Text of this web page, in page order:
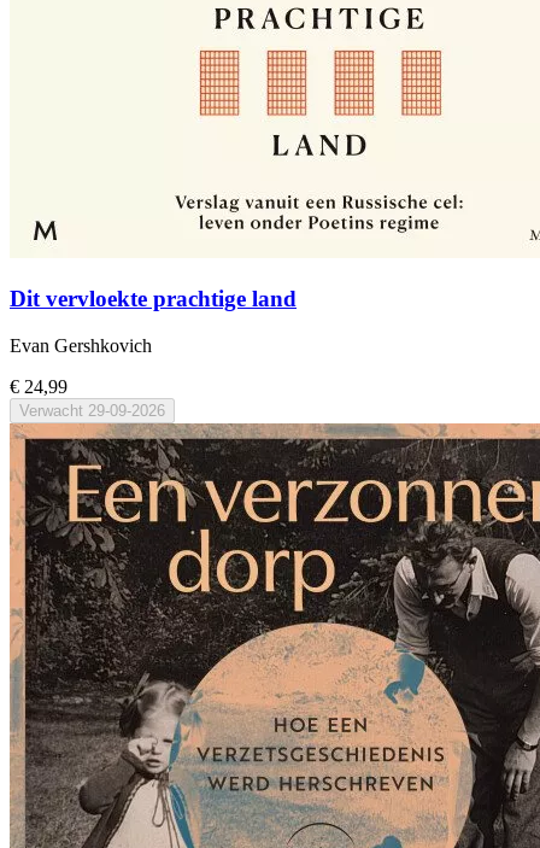
Dit vervloekte prachtige land
Evan Gershkovich
€ 24,99
Verwacht 29-09-2026